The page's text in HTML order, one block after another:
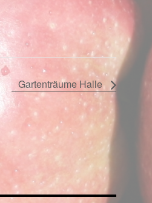
Gartenträume Halle